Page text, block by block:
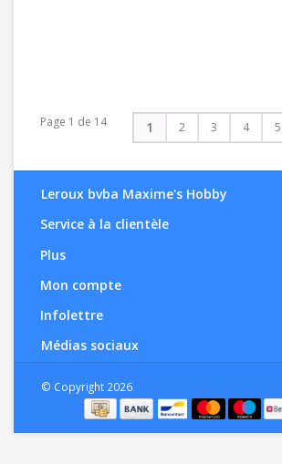
Page 1 de 14 1 2 3 4 5
Leroux bvba Maxime's Hobby
Service à la clientèle
Plus
Mon compte
Infolettre
Médias sociaux
© Copyright 2026